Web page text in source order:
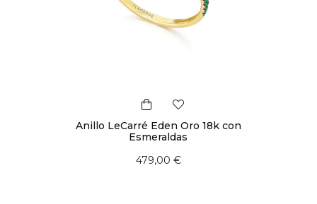
Anillo LeCarré Eden Oro 18k con
Esmeraldas
479,00 €